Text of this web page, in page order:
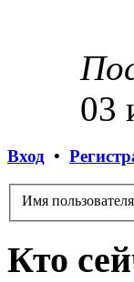
03
Вход •
Имя
Кто